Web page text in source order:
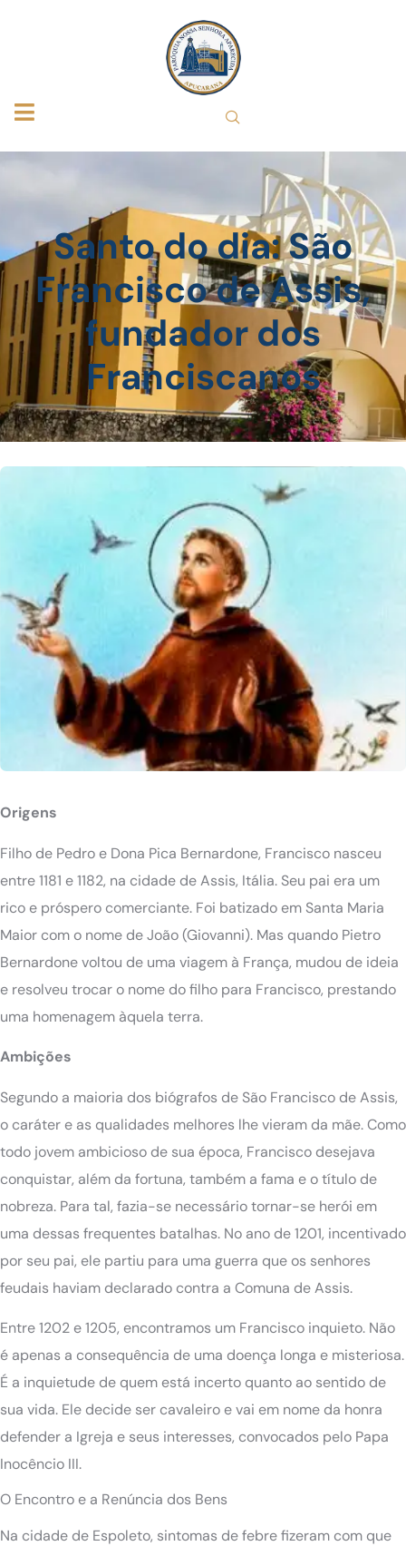
Santo do dia: São
Francisco de Assis,
fundador dos
Franciscanos
Origens
Filho de Pedro e Dona Pica Bernardone, Francisco nasceu
entre 1181 e 1182, na cidade de Assis, Itália. Seu pai era um
rico e próspero comerciante. Foi batizado em Santa Maria
Maior com o nome de João (Giovanni). Mas quando Pietro
Bernardone voltou de uma viagem à França, mudou de ideia
e resolveu trocar o nome do filho para Francisco, prestando
uma homenagem àquela terra.
Ambições
Segundo a maioria dos biógrafos de São Francisco de Assis,
o caráter e as qualidades melhores lhe vieram da mãe. Como
todo jovem ambicioso de sua época, Francisco desejava
conquistar, além da fortuna, também a fama e o título de
nobreza. Para tal, fazia-se necessário tornar-se herói em
uma dessas frequentes batalhas. No ano de 1201, incentivado
por seu pai, ele partiu para uma guerra que os senhores
feudais haviam declarado contra a Comuna de Assis.
Entre 1202 e 1205, encontramos um Francisco inquieto. Não
é apenas a consequência de uma doença longa e misteriosa.
É a inquietude de quem está incerto quanto ao sentido de
sua vida. Ele decide ser cavaleiro e vai em nome da honra
defender a Igreja e seus interesses, convocados pelo Papa
Inocêncio III.
O Encontro e a Renúncia dos Bens
Na cidade de Espoleto, sintomas de febre fizeram com que